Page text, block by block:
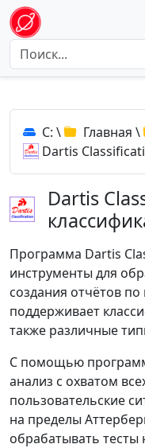
C: \ Главная \
Dartis
Dartis
Программа Dartis
инструменты для
создания отчётов
поддерживает
также различные
С помощью
анализ с охватом
пользовательские
на пределы
обрабатывать тесты